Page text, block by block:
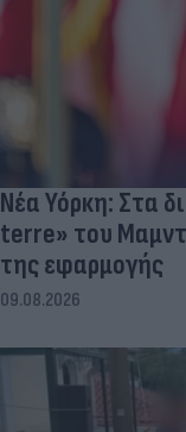
Νέα Υόρκη: Στα
terre» του
της εφαρμογής
09.08.2026